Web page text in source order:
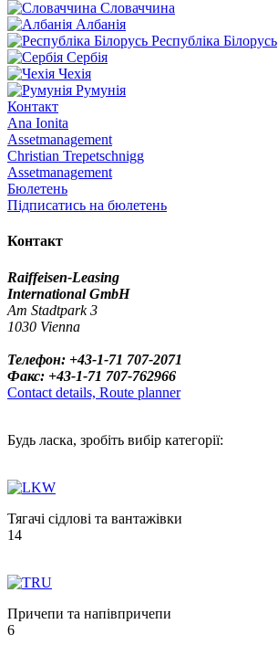
Словаччина
Албанія
Республіка Білорусь
Сербія
Чехія
Румунія
Контакт
Ana Ionita
Assetmanagement
Christian Trepetschnigg
Assetmanagement
Бюлетень
Підписатись на бюлетень
Контакт
Raiffeisen-Leasing
International GmbH
Am Stadtpark 3
1030 Vienna
Телефон: +43-1-71 707-2071
Факс: +43-1-71 707-762966
Contact details, Route planner
Будь ласка, зробіть вибір категорії:
Тягачі сідлові та вантажівки
14
Причепи та напівпричепи
6